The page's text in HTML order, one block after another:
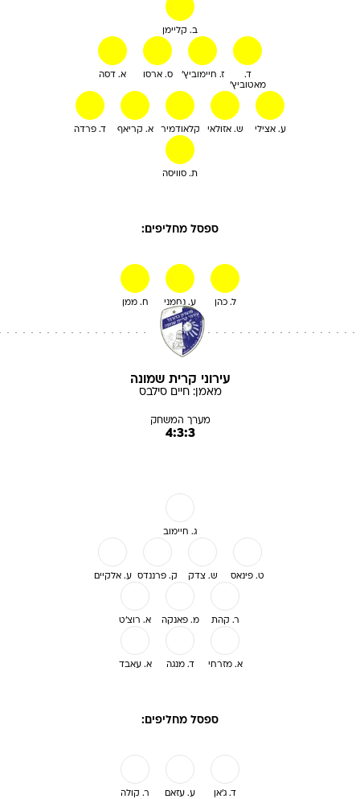
ב. קליימן
א. דסה ס. ארסו ז. חיימוביץ'
ד.
מאטוביץ'
ד. פרדה א. קריאף קלאודמיר ש. אזולאי ע. אצילי
ת. סוויסה
ספסל מחליפים:
ח. ממן ע. נחמני ל. כהן
עירוני קרית שמונה
מאמן:חיים סילבס
מערך המשחק
4:3:3
ג. חיימוב
ע. אלקיים ק. פרננדס ש. צדק ט. פינאס
א. רוצ'ט מ. פאנקה ר. קהת
א. עאבד ד. מנגה א. מזרחי
ספסל מחליפים:
ר. קולה ע. עזאם ד. ג'אן